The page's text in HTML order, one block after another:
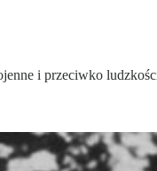
i przeciwko